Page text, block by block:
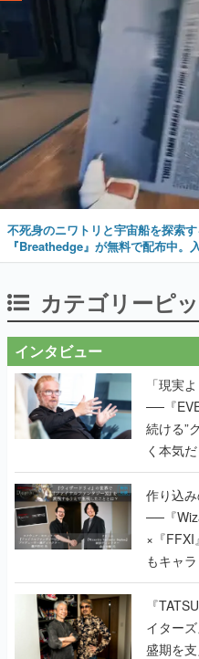
不死身のニワトリと宇宙船を探索
『Breathedge』が無料で配布中。
カテゴリーピ
インタビュー
「現実
──『
続ける”
く本気
作り込
──『
×『FFXI
もキャ
で作り
く
『
イター
盛期を